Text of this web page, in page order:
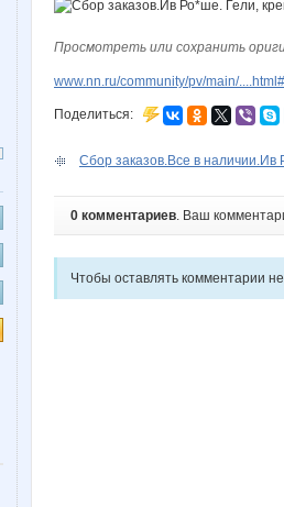
Просмотреть или сохранить
www.nn.ru/community/pv/main/
Поделиться:
Сбор заказов.Все в наличии.Ив
0 комментариев. Ваш
Чтобы оставлять комментарии